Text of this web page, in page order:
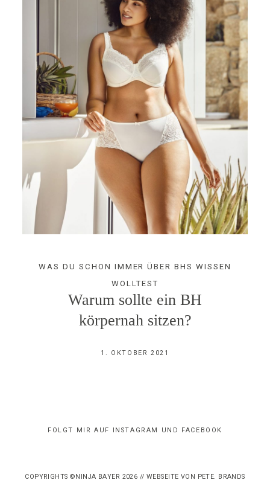
WAS DU SCHON IMMER ÜBER BHS WISSEN
WOLLTEST
Warum sollte ein BH
körpernah sitzen?
1. OKTOBER 2021
FOLGT MIR AUF INSTAGRAM UND FACEBOOK
COPYRIGHTS ©NINJA BAYER 2026 // WEBSEITE VON PETE. BRANDS